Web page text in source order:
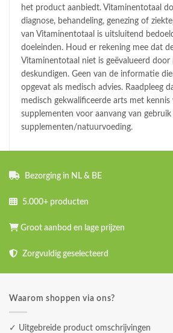
het product aanbiedt. Vitaminentotaal
diagnose, behandeling, genezing of
van Vitaminentotaal is uitsluitend
doeleinden. Houd er rekening mee dat
Vitaminentotaal niet is geëvalueerd door
deskundigen. Geen van de informatie
opgevat als medisch advies. Raadpleeg
medisch gekwalificeerde arts met
supplementen voor aanvang van gebruik
supplementen/natuurvoeding.
Bezorging in NL & BE
5.000+ producten
Groot aanbod en lage prijzen
Zorgvuldig geselecteerd
Waarom shoppen via ons?
✓ Uitgebreide product omschrijvingen